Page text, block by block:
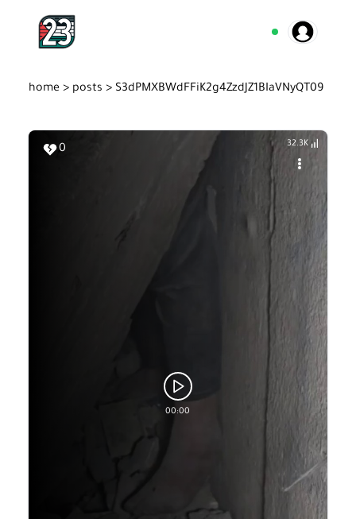
home > posts > S3dPMXBWdFFiK2g4ZzdJZ1BIaVNyQT09
00:00
0 32.3K